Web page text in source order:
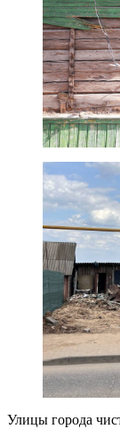
Улицы города